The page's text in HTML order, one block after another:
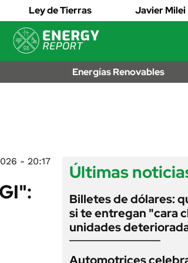
Ley de Tierras Javier Milei
Energías Renovables
- 20:17 Últimas
Billetes de dólares:
si te entregan "cara
unidades